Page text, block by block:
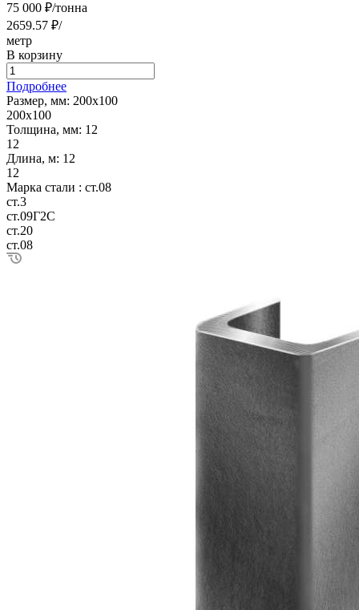
75 000 ₽/тонна
2659.57 ₽/
метр
В корзину
Подробнее
Размер, мм: 200х100
200х100
Толщина, мм: 12
12
Длина, м: 12
12
Марка стали : ст.08
ст.3
ст.09Г2С
ст.20
ст.08